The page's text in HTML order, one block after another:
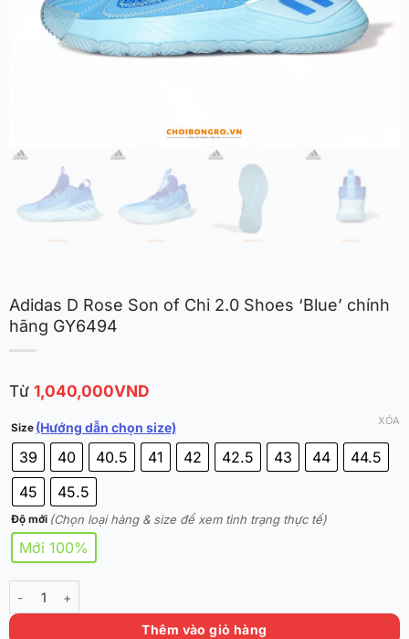
Adidas D Rose Son of Chi 2.0 Shoes ‘Blue’ chính
hãng GY6494
Từ 1,040,000VND
Size (Hướng dẫn chọn size)
39 40 40.5 41 42 42.5 43 44
44.5
45
45.5
Độ mới (Chọn loại hàng & size để xem tình trạng thực tế)
Mới 100%
XÓA
Adidas D Rose Son of Chi 2.0 Shoes ‘Blue’ chính hãng GY6494 số
Thêm vào giỏ hàng